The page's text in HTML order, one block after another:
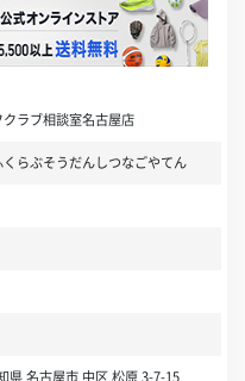
ラブ相談室名古屋店
らぶそうだんしつなごやてん